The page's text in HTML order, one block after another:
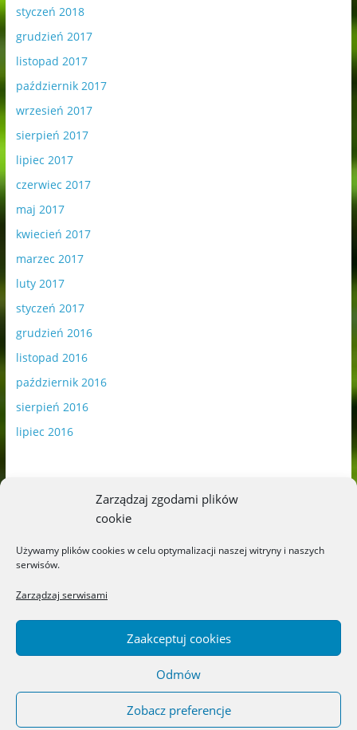
Zarządzaj zgodami plików
cookie
Używamy plików cookies w celu optymalizacji naszej witryny i naszych
serwisów.
Zarządzaj serwisami
Zaakceptuj cookies
Odmów
Zobacz preferencje
styczeń 2018
grudzień 2017
listopad 2017
październik 2017
wrzesień 2017
sierpień 2017
lipiec 2017
czerwiec 2017
maj 2017
kwiecień 2017
marzec 2017
luty 2017
styczeń 2017
grudzień 2016
listopad 2016
październik 2016
sierpień 2016
lipiec 2016
Blog o książkach dla dzieci i młodzieży –
recenzje i rekomendacje. All rights reserved.
Theme: ColorMag byThemeGrill. Powered by